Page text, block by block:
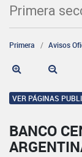
Primera
Primera Avisos
VER PÁGINAS
BANCO